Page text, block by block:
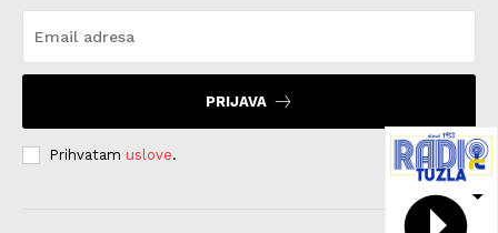
PRIJAVA
Prihvatam uslove.